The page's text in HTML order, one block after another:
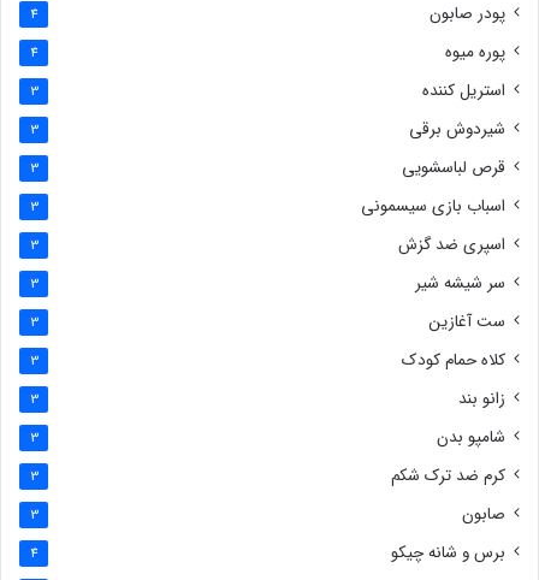
پودر صابون 4
پوره میوه 4
استریل کننده 3
شیردوش برقی 3
قرص لباسشویی 3
اسباب بازی سیسمونی 3
اسپری ضد گزش 3
سر شیشه شیر 3
ست آغازین 3
کلاه حمام کودک 3
زانو بند 3
شامپو بدن 3
کرم ضد ترک شکم 3
صابون 3
برس و شانه چیکو 4